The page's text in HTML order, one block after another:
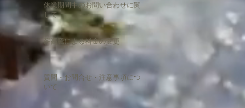
休業期間中のお問い合わせに関
して
薪高騰による料金の変更
質問・お問合せ・注意事項につ
いて